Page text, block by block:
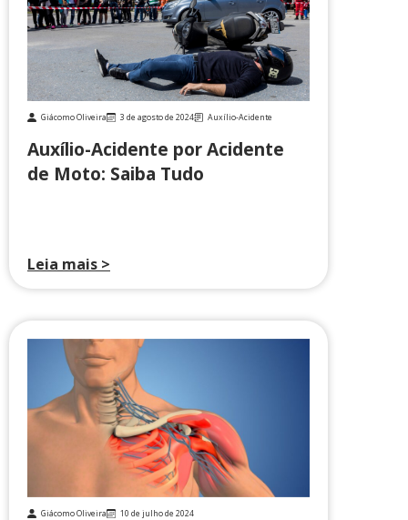
Giácomo Oliveira 3 de agosto de 2024 Auxílio-Acidente
Auxílio-Acidente por Acidente
de Moto: Saiba Tudo
Leia mais >
Giácomo Oliveira
10 de julho de 2024